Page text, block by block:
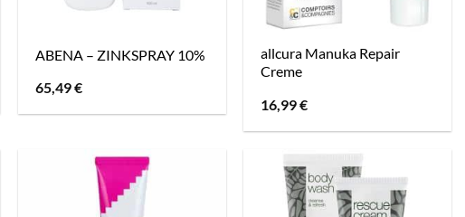
ABENA – ZINKSPRAY 10%
65,49€
allcura Manuka Repair
Creme
16,99€